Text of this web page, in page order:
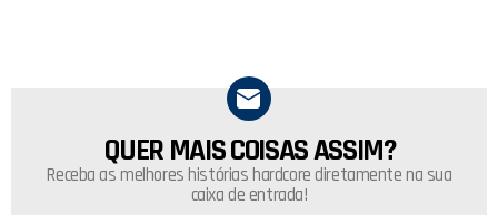
NEWSLETTER
QUER MAIS COISAS ASSIM?
Receba as melhores histórias hardcore diretamente na sua
caixa de entrada!